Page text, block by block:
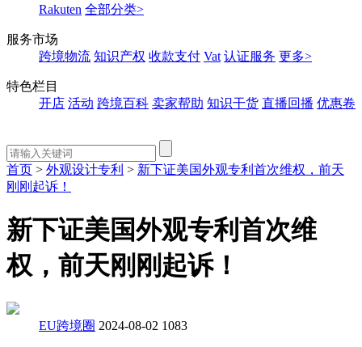
Rakuten 全部分类>
服务市场
跨境物流 知识产权 收款支付 Vat 认证服务 更多>
特色栏目
开店 活动 跨境百科 卖家帮助 知识干货 直播回播 优惠卷
首页 > 外观设计专利 > 新下证美国外观专利首次维权，前天
刚刚起诉！
新下证美国外观专利首次维
权，前天刚刚起诉！
EU跨境圈 2024-08-02 1083